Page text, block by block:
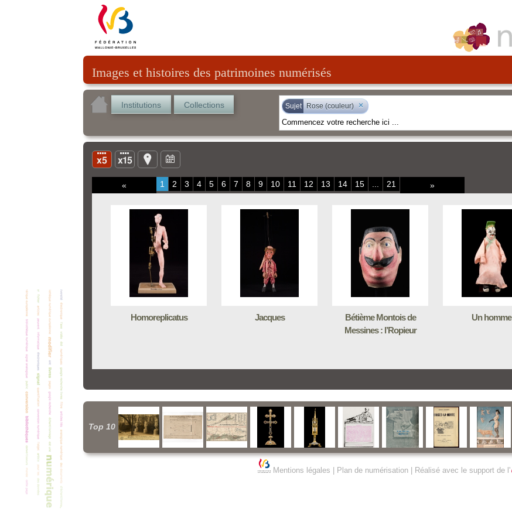
Images et histoires des patrimoines numérisés
Institutions Collections Sujet Rose (couleur) ×
« 1 2 3 4 5 6 7 8 9 10 11 12 13 14 15 21 »
Homoreplicatus Jacques
Bétième Montois de
Messines : l’Ropieur
Un homme
Top 10
Mentions légales Plan de numérisation| Réalisé avec le support de l'